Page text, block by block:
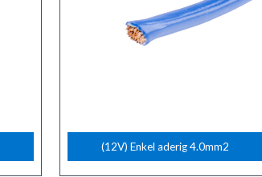
(12V) Enkel aderig 4.0mm2